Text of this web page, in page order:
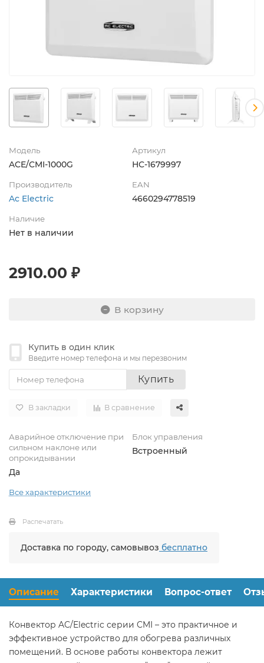
Модель
ACE/CMI-1000G
Артикул
НС-1679997
Производитель
Ac Electric
EAN
4660294778519
Наличие
Нет в наличии
2910.00 ₽
В корзину
Купить в один клик
Введите номер телефона и мы перезвоним
Купить
В закладки В сравнение
Аварийное отключение при
сильном наклоне или
опрокидывании
Да
Блок управления
Встроенный
Все характеристики
Распечатать
Доставка по городу, самовывоз бесплатно
Описание Характеристики Вопрос-ответ
Конвектор AC/Electric серии CMI – это практичное и
эффективное устройство для обогрева различных
помещений. В основе работы конвектора лежит